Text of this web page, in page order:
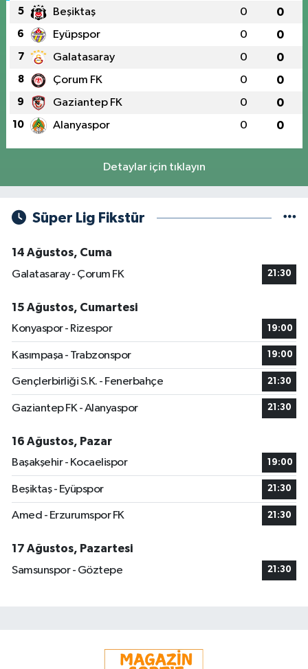
5 Beşiktaş 0 0
6 Eyüpspor 0 0
7 Galatasaray 0 0
8 Çorum FK 0 0
9 Gaziantep FK 0 0
10 Alanyaspor 0 0
Detaylar için tıklayın
Süper Lig Fikstür
14 Ağustos, Cuma
Galatasaray - Çorum FK
21:30
15 Ağustos, Cumartesi
Konyaspor - Rizespor
19:00
Kasımpaşa - Trabzonspor 19:00
Gençlerbirliği S.K. - Fenerbahçe 21:30
Gaziantep FK - Alanyaspor 21:30
16 Ağustos, Pazar
Başakşehir - Kocaelispor
19:00
Beşiktaş - Eyüpspor 21:30
Amed - Erzurumspor FK 21:30
17 Ağustos, Pazartesi
Samsunspor - Göztepe
21:30